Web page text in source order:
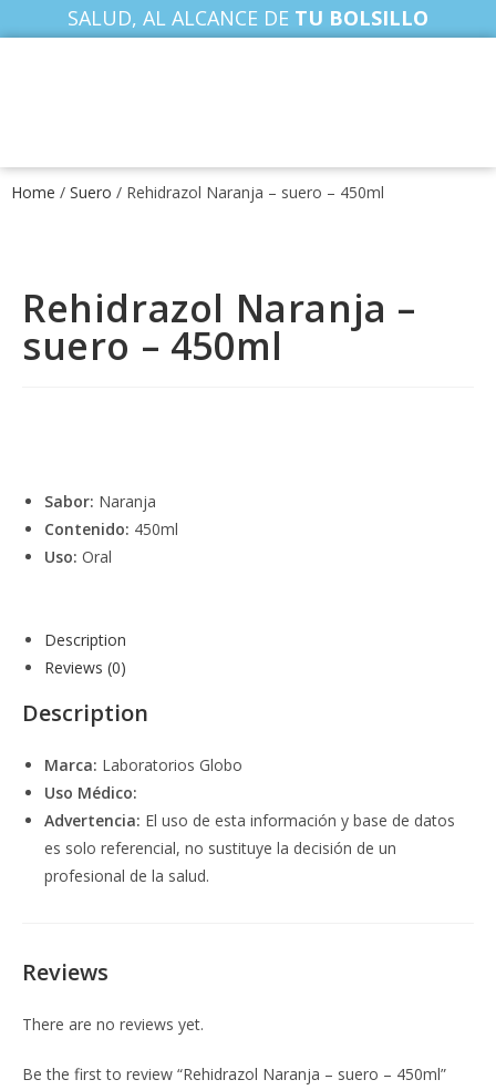
SALUD, AL ALCANCE DE TU BOLSILLO
Home / Suero / Rehidrazol Naranja – suero – 450ml
Rehidrazol Naranja –
suero – 450ml
Sabor: Naranja
Contenido: 450ml
Uso: Oral
Description
Reviews (0)
Description
Marca: Laboratorios Globo
Uso Médico:
Advertencia: El uso de esta información y base de datos
es solo referencial, no sustituye la decisión de un
profesional de la salud.
Reviews
There are no reviews yet.
Be the first to review “Rehidrazol Naranja – suero – 450ml”